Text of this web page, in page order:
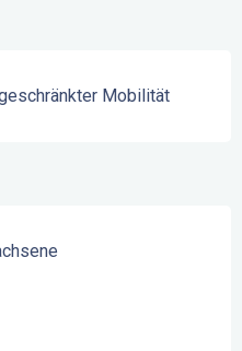
Mobilität